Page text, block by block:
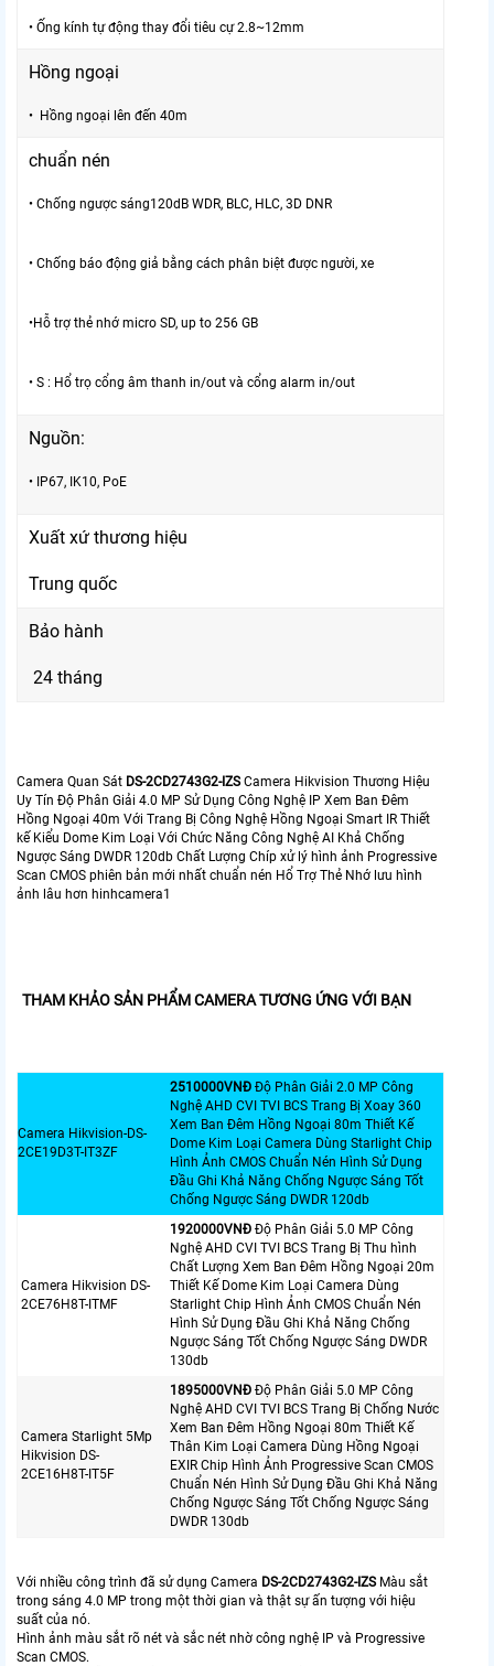
• Ống kính tự động thay đổi tiêu cự 2.8~12mm
Hồng ngoại
• Hồng ngoại lên đến 40m
chuẩn nén
• Chống ngược sáng120dB WDR, BLC, HLC, 3D DNR
• Chống báo động giả bằng cách phân biệt được người, xe
•Hỗ trợ thẻ nhớ micro SD, up to 256 GB
• S : Hổ trọ cổng âm thanh in/out và cổng alarm in/out
Nguồn:
• IP67, IK10, PoE
Xuất xứ thương hiệu
Trung quốc
Bảo hành
24 tháng
Camera Quan Sát DS-2CD2743G2-IZSCamera Hikvision Thương Hiệu
Uy Tín Độ Phân Giải 4.0 MP Sử Dụng Công Nghệ IP Xem Ban Đêm
Hồng Ngoại 40m Với Trang Bị Công Nghệ Hồng Ngoại Smart IR Thiết
kế Kiểu Dome Kim Loại Với Chức Năng Công Nghệ AI Khả Chống
Ngược Sáng DWDR 120db Chất Lượng Chíp xử lý hình ảnh Progressive
Scan CMOS phiên bản mới nhất chuẩn nén Hổ Trợ Thẻ Nhớ lưu hình
ảnh lâu hơn hinhcamera1
THAM KHẢO SẢN PHẨM CAMERA TƯƠNG ỨNG VỚI BẠN
Camera Hikvision-DS-
2CE19D3T-IT3ZF
2510000VNÐ Độ Phân Giải 2.0 MP Công
Nghệ AHD CVI TVI BCS Trang Bị Xoay 360
Xem Ban Đêm Hồng Ngoại 80m Thiết Kế
Dome Kim Loại Camera Dùng Starlight Chip
Hình Ảnh CMOS Chuẩn Nén Hình Sử Dụng
Đầu Ghi Khả Năng Chống Ngược Sáng Tốt
Chống Ngược Sáng DWDR 120db
Camera Hikvision DS-
2CE76H8T-ITMF
1920000VNÐ Độ Phân Giải 5.0 MP Công
Nghệ AHD CVI TVI BCS Trang Bị Thu hình
Chất Lượng Xem Ban Đêm Hồng Ngoại 20m
Thiết Kế Dome Kim Loại Camera Dùng
Starlight Chip Hình Ảnh CMOS Chuẩn Nén
Hình Sử Dụng Đầu Ghi Khả Năng Chống
Ngược Sáng Tốt Chống Ngược Sáng DWDR
130db
Camera Starlight 5Mp
Hikvision DS-
2CE16H8T-IT5F
1895000VNÐ Độ Phân Giải 5.0 MP Công
Nghệ AHD CVI TVI BCS Trang Bị Chống Nước
Xem Ban Đêm Hồng Ngoại 80m Thiết Kế
Thân Kim Loại Camera Dùng Hồng Ngoại
EXIR Chip Hình Ảnh Progressive Scan CMOS
Chuẩn Nén Hình Sử Dụng Đầu Ghi Khả Năng
Chống Ngược Sáng Tốt Chống Ngược Sáng
DWDR 130db
Với nhiều công trình đã sử dụng Camera DS-2CD2743G2-IZSMàu sắt
trong sáng 4.0 MP trong một thời gian và thật sự ấn tượng với hiệu
suất của nó.
Hình ảnh màu sắt rõ nét và sắc nét nhờ công nghệ IP và Progressive
Scan CMOS.